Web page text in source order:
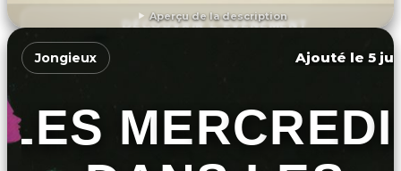
Aperçu de la description
DÉCOUVRIR L'ÉVÉNEMENT
Jongieux Ajouté le 5
LES